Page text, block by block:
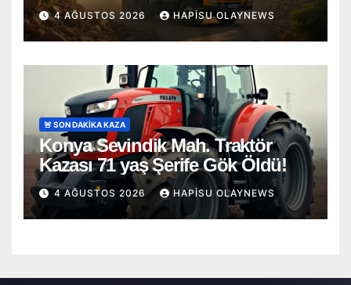
4 AĞUSTOS 2026 HAPISU OLAYNEWS
🚨 SON DAKİKA KAZA
Konya Sevindik Mah. Traktör
Kazası 71 yaş Şerife Gök Öldü!
4 AĞUSTOS 2026 HAPISU OLAYNEWS